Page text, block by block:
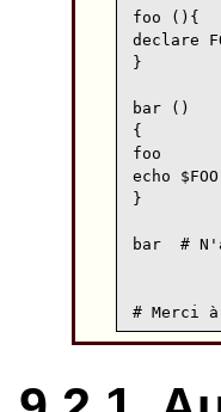
foo (){
declare
}
bar ()
{
foo
echo $FOO
}
bar  #